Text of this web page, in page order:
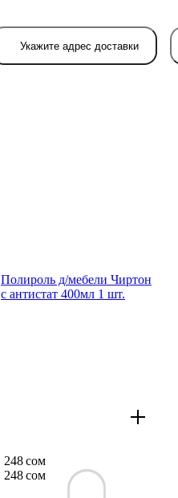
Укажите адрес доставки
Полироль д/мебели Чиртон
с антистат 400мл 1 шт.
248 сом
248 сом